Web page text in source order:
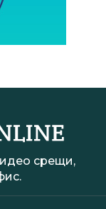
срещи,